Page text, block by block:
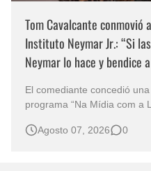
Tom Cavalcante
Instituto Neymar Jr.: “Si
Neymar lo hace y bendice
El comediante concedió
programa “Na Mídia com a
eventos benéficos más importantes
Agosto 07, 2026 0